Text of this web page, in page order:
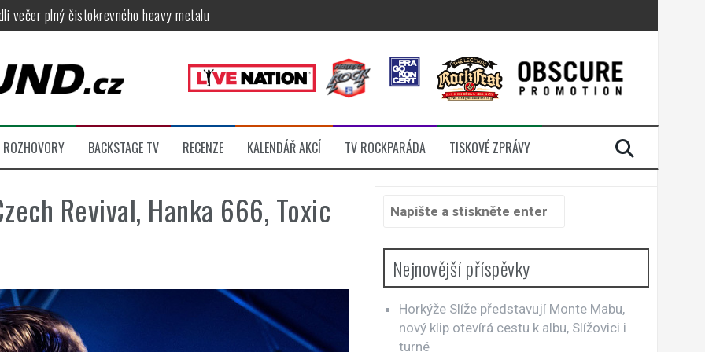
večer plný čistokrevného heavy metalu
na Veveří u Brna, návštěvníky potěší Rybičky 48, Harlej, Krucipüsk a další
Apocalyptica, legendární Root i s Big Bossem či velká párty s Green Jellÿ
klip otevírá cestu k albu, Slížovici i turné
ROZHOVORY BACKSTAGE TV RECENZE KALENDÁŘ AKCÍ TV ROCKPARÁDA TISKOVÉ ZPRÁVY
Revival, Hanka 666, Toxic Hledat:
Nejnovější příspěvky
Horkýže Slíže představují Monte Mabu,
nový klip otevírá cestu k albu, Slížovici i
turné